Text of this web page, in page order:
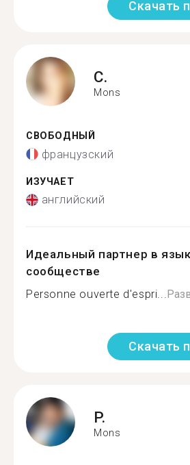
Скачать
C.
Mons
СВОБОДНЫЙ
французский
ИЗУЧАЕТ
английский
Идеальный партнер в
сообществе
Personne ouverte d'espri...
Скачать
P.
Mons